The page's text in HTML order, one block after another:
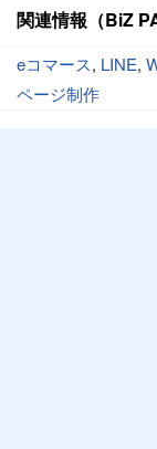
関連情報（BiZ
eコマース, LINE,
ページ制作